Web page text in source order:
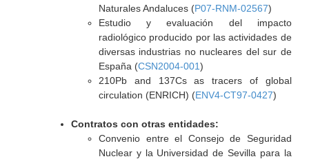
Naturales Andaluces (P07-RNM-02567)
Estudio y evaluación del impacto
radiológico producido por las actividades de
diversas industrias no nucleares del sur de
España (CSN2004-001)
210Pb and 137Cs as tracers of global
circulation (ENRICH) (ENV4-CT97-0427)
Contratos con otras entidades:
Convenio entre el Consejo de Seguridad
Nuclear y la Universidad de Sevilla para la